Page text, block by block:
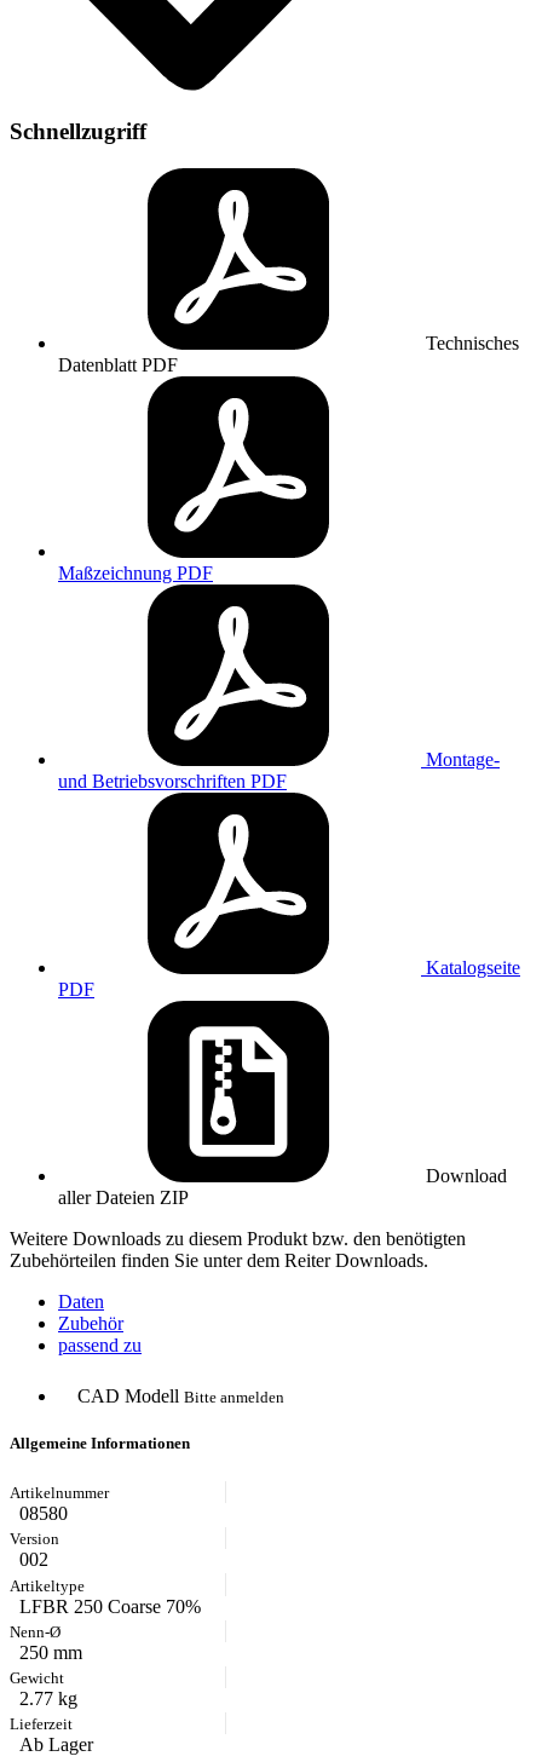
Schnellzugriff
Technisches
Datenblatt PDF
Maßzeichnung PDF
Montage-
und Betriebsvorschriften PDF
Katalogseite
PDF
Download
aller Dateien ZIP
Weitere Downloads zu diesem Produkt bzw. den benötigten
Zubehörteilen finden Sie unter dem Reiter Downloads.
Daten
Zubehör
passend zu
CAD Modell Bitte anmelden
Allgemeine Informationen
08580
002
LFBR 250 Coarse 70%
250 mm
2.77 kg
Ab Lager